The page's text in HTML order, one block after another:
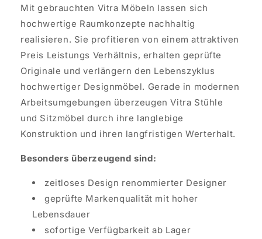
Mit gebrauchten Vitra Möbeln lassen sich
hochwertige Raumkonzepte nachhaltig
realisieren. Sie profitieren von einem attraktiven
Preis Leistungs Verhältnis, erhalten geprüfte
Originale und verlängern den Lebenszyklus
hochwertiger Designmöbel. Gerade in modernen
Arbeitsumgebungen überzeugen Vitra Stühle
und Sitzmöbel durch ihre langlebige
Konstruktion und ihren langfristigen Werterhalt.
Besonders überzeugend sind:
zeitloses Design renommierter Designer
geprüfte Markenqualität mit hoher
Lebensdauer
sofortige Verfügbarkeit ab Lager